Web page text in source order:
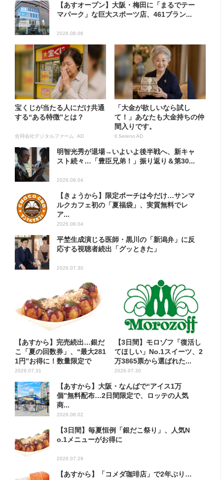
【あすオープン】大阪・梅田に「まるでテー
マパーク」な巨大スポーツ店、461ブラン...
2026.08.06
宝くじが当たる人にだけ共通
する“ある特徴”とは？
合同会社デジタルファーム AD
「大金が欲しいなら試し
て！」あなたも大金持ちの仲
間入りです。
Il Sereno AD
明智光秀が退場→いよいよ後半戦へ、新キャ
スト続々…「豊臣兄弟！」振り返り＆第30...
2026.08.04
【きょうから】限定ポーチは今だけ…サンマ
ルクカフェ初の「夏福袋」、実質無料でレ
ア...
2026.08.04
平埜生成演じる医師・黒川の「新潟弁」に反
応する視聴者続出「グッときた」
2026.07.30
【あすから】完売続出…銀だ
こ「夏の回数券」、“最大281
1円”お得に！数量限定で
2026.07.31
【3日間】モロゾフ「復活し
てほしい」No.1スイーツ、2
万3865票から選ばれた...
2026.07.30
【あすから】大阪・なんばで“アイス1万
個”無料配布…2日間限定で、ロッテの人気
商...
2026.08.02
【3日間】毎夏恒例「銀だこ祭り」、人気N
o.1メニューがお得に
2026.07.29
【あすから】「コメダ珈琲店」で2年ぶり…